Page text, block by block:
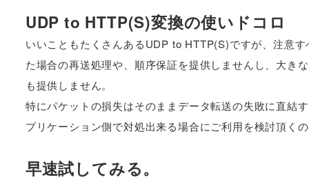
UDP to HTTP(S)変換の使いドコロ
いいこともたくさんあるUDP to HTTP(S)ですが、注意
た場合の再送処理や、順序保証を提供しませんし、大き
も提供しません。
特にパケットの損失はそのままデータ転送の失敗に直結
プリケーション側で対処出来る場合にご利用を検討頂く
早速試してみる。